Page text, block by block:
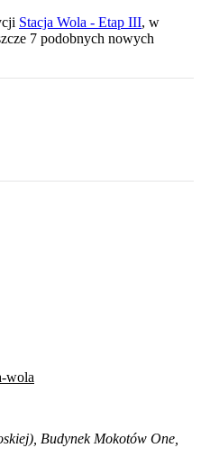
Stacja Wola - Etap III, w
7 podobnych nowych
wola
Budynek Mokotów One,